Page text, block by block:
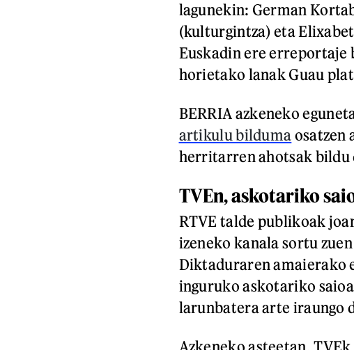
lagunekin: German
(kulturgintza) eta
Euskadin ere
horietako lanak Guau
BERRIA azkeneko
artikulu bilduma osatzen
herritarren ahotsak bildu
TVEn, askotariko
RTVE talde publikoak
izeneko kanala sortu
Diktaduraren amaierako
inguruko askotariko
larunbatera arte iraungo
Azkeneko asteetan,